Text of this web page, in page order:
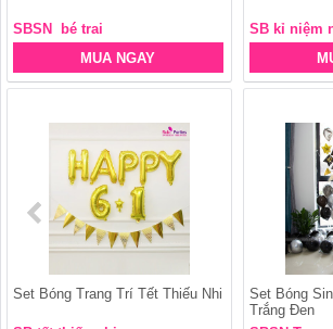
SBSN bé trai
MUA NGAY
SB kỉ niệm
Set Bóng Trang Trí Tết Thiếu Nhi
Set Bóng
Trắng Đen